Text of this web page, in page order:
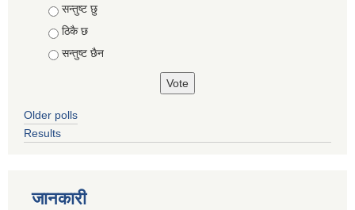
Choices
सन्तुष्ट छु
ठिकै छ
सन्तुष्ट छैन
Older polls
Results
जानकारी